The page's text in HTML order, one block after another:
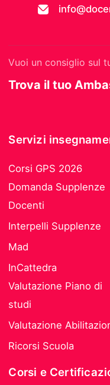
Vuoi un consiglio sul
Trova il tuo
Servizi
Corsi GPS 2026
Domanda Supplenze
Docenti
Interpelli Supplenze
Mad
InCattedra
Valutazione Piano di
studi
Valutazione
Ricorsi Scuola
Corsi e